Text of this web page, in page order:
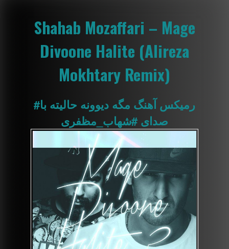
Shahab Mozaffari – Mage
Divoone Halite (Alireza
Mokhtary Remix)
#رمیکسآهنگ مگه دیوونه حالیته با
صدای #شهاب_مظفری